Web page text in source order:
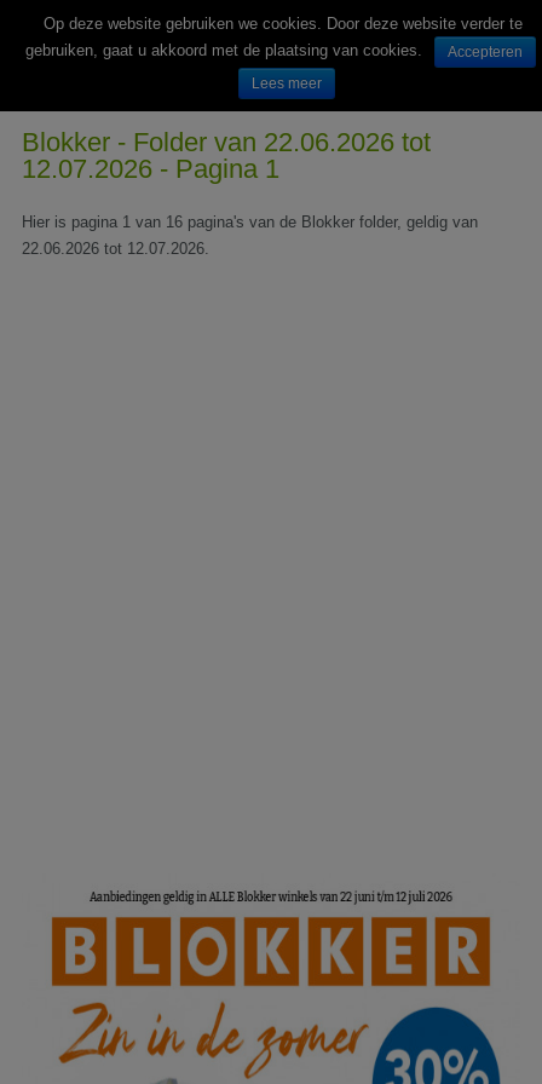
Wekelijks nieuwe folders van Nederlandse supermarkten en winkels
Blokker - Folder van 22.06.2026 tot
12.07.2026 - Pagina 1
Hier is pagina 1 van 16 pagina's van de Blokker folder, geldig van
22.06.2026 tot 12.07.2026.
Op deze website gebruiken we cookies. Door deze website verder te
gebruiken, gaat u akkoord met de plaatsing van cookies.
Accepteren
Lees meer